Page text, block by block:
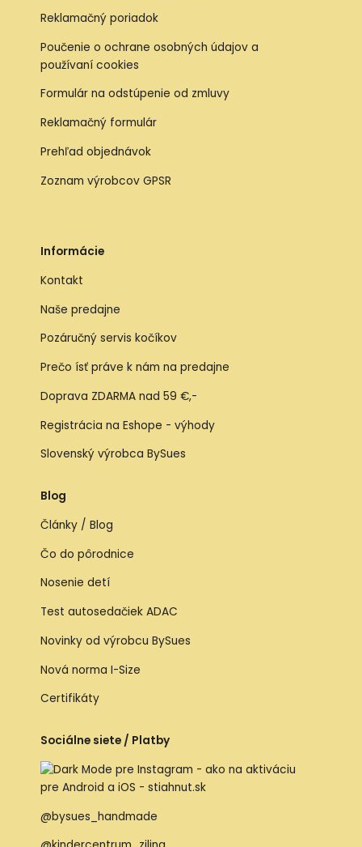
Reklamačný poriadok
Poučenie o ochrane osobných údajov a
používaní cookies
Formulár na odstúpenie od zmluvy
Reklamačný formulár
Prehľad objednávok
Zoznam výrobcov GPSR
Informácie
Kontakt
Naše predajne
Pozáručný servis kočíkov
Prečo ísť práve k nám na predajne
Doprava ZDARMA nad 59 €,-
Registrácia na Eshope - výhody
Slovenský výrobca BySues
Blog
Články / Blog
Čo do pôrodnice
Nosenie detí
Test autosedačiek ADAC
Novinky od výrobcu BySues
Nová norma I-Size
Certifikáty
Sociálne siete / Platby
@bysues_handmade